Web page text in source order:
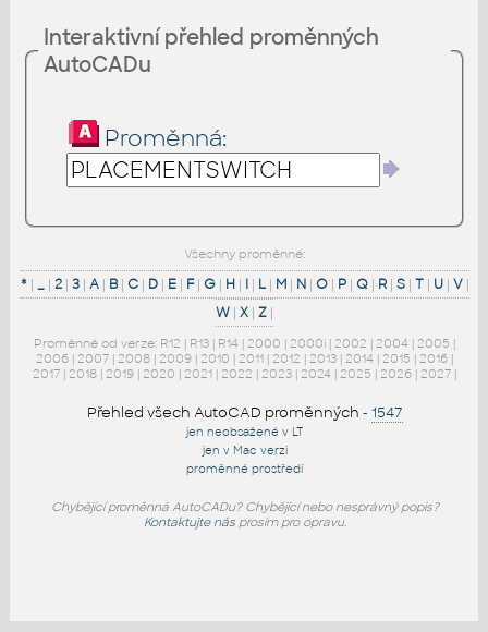
Interaktivní přehled proměnných
AutoCADu
Proměnná:
Všechny proměnné:
*| _| 2| 3| A| B| C| D| E| F| G| H | I| L| M| N| O| P| Q| R| S| T| U| V|
W | X | Z |
Proměnné od verze: R12 | R13 | R14 | 2000 | 2000i | 2002 | 2004 | 2005 |
2006 | 2007 | 2008 | 2009 | 2010 | 2011 | 2012 | 2013 | 2014 | 2015 | 2016 |
2017 | 2018 | 2019 | 2020 | 2021 | 2022 | 2023 | 2024 | 2025 | 2026 | 2027 |
Přehled všech AutoCAD proměnných - 1547
jen neobsažené v LT
jen v Mac verzi
proměnné prostředí
Chybějící proměnná AutoCADu? Chybějící nebo nesprávný popis?
Kontaktujte násprosím pro opravu.